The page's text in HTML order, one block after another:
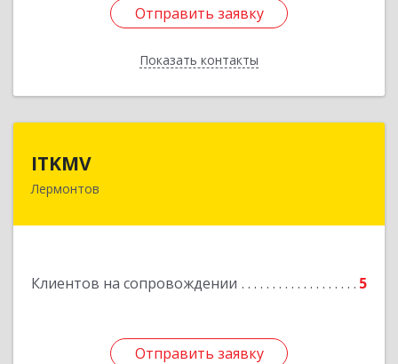
Отправить заявку
Показать контакты
Отправить заявку
Назад
ITKMV
Лермонтов
Клиентов на сопровождении 5
Отправить заявку
Отправить заявку